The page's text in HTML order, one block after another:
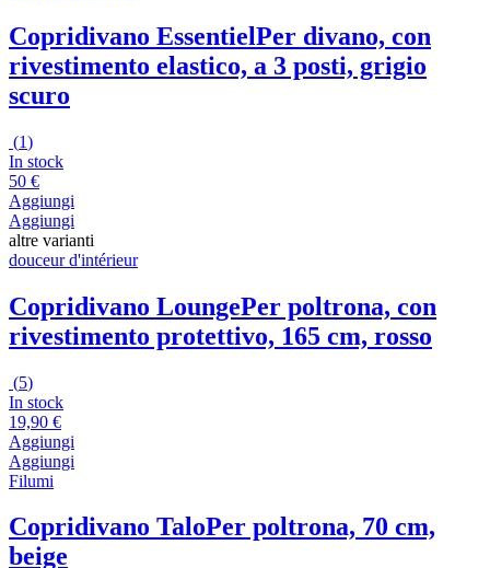
Copridivano EssentielPer divano, con
rivestimento elastico, a 3 posti, grigio
scuro
(1)
In stock
50 €
Aggiungi
Aggiungi
altre varianti
douceur d'intérieur
Copridivano LoungePer poltrona, con
rivestimento protettivo, 165 cm, rosso
(5)
In stock
19,90 €
Aggiungi
Aggiungi
Filumi
Copridivano TaloPer poltrona, 70 cm,
beige